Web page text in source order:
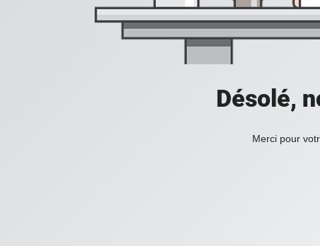
Désolé,
Merci pour